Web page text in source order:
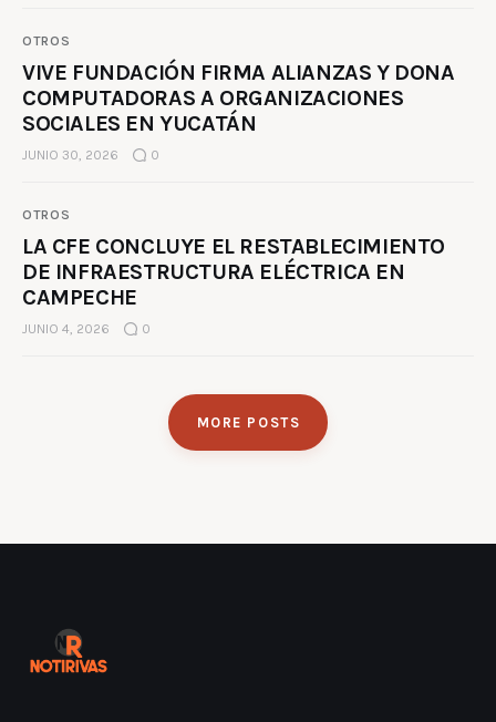
OTROS
VIVE FUNDACIÓN FIRMA ALIANZAS Y DONA
COMPUTADORAS A ORGANIZACIONES
SOCIALES EN YUCATÁN
JUNIO 30, 2026 0
OTROS
LA CFE CONCLUYE EL RESTABLECIMIENTO
DE INFRAESTRUCTURA ELÉCTRICA EN
CAMPECHE
JUNIO 4, 2026 0
MORE POSTS